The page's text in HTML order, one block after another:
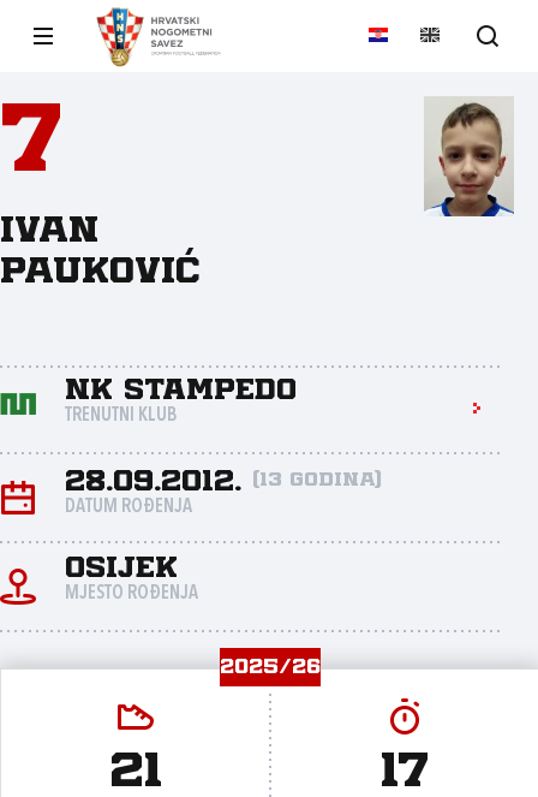
7
Ivan
Pauković
NK Stampedo
TRENUTNI KLUB
28.09.2012. (13 godina)
DATUM ROĐENJA
Osijek
MJESTO ROĐENJA
2025/26
21 17